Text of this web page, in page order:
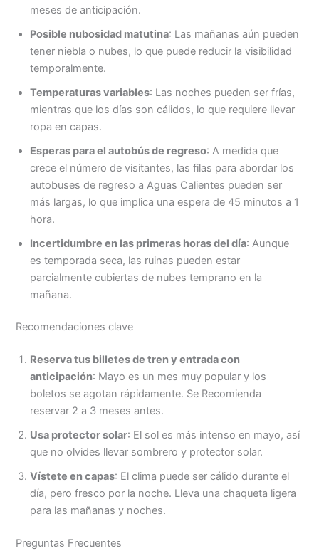
meses de anticipación.
Posible nubosidad matutina: Las mañanas aún pueden
tener niebla o nubes, lo que puede reducir la visibilidad
temporalmente.
Temperaturas variables: Las noches pueden ser frías,
mientras que los días son cálidos, lo que requiere llevar
ropa en capas.
Esperas para el autobús de regreso: A medida que
crece el número de visitantes, las filas para abordar los
autobuses de regreso a Aguas Calientes pueden ser
más largas, lo que implica una espera de 45 minutos a 1
hora.
Incertidumbre en las primeras horas del día: Aunque
es temporada seca, las ruinas pueden estar
parcialmente cubiertas de nubes temprano en la
mañana.
Recomendaciones clave
Reserva tus billetes de tren y entrada con
anticipación: Mayo es un mes muy popular y los
boletos se agotan rápidamente. Se Recomienda
reservar 2 a 3 meses antes.
Usa protector solar: El sol es más intenso en mayo, así
que no olvides llevar sombrero y protector solar.
Vístete en capas: El clima puede ser cálido durante el
día, pero fresco por la noche. Lleva una chaqueta ligera
para las mañanas y noches.
Preguntas Frecuentes